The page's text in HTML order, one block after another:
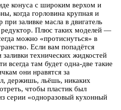
конуса с широким верхом и
когда горловина крупная и
при заливке масла в двигатель
редуктор. Плюс таких моделей —
можно «протиснуться» в
Если вам попадётся
технических жидкостей
всегда там будет одна-две такие
они нравятся за
держишь, льёшь, никаких
чтобы пластик был
серии «одноразовый кухонный